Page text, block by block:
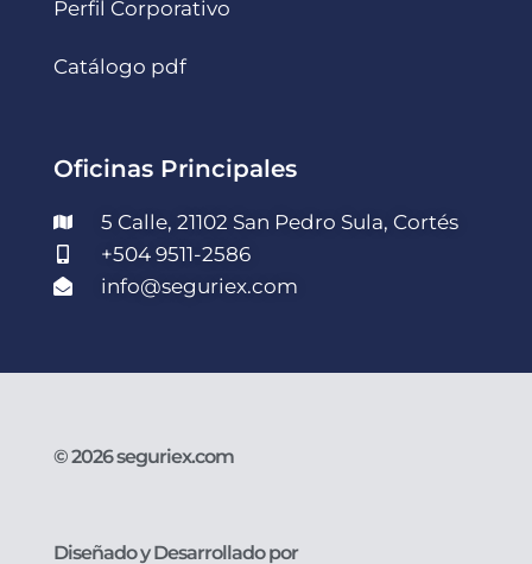
Perfil Corporativo
Catálogo pdf
Oficinas Principales
5 Calle, 21102 San Pedro Sula, Cortés
+504 9511-2586
info@seguriex.com
© 2026 seguriex.com
Diseñado y Desarrollado por